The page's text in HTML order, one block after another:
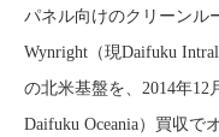
パネル向けのクリーンル
Wynright（現Daifuku
の北米基盤を、2014年12
Daifuku Oceania）買収で